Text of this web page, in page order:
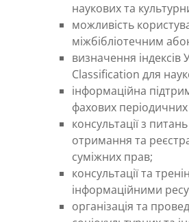
наукових та
можливість
міжбібліотечним
визначення індексів
Classification для
інформаційна
фахових
консультації з
отримання та
суміжних прав;
консультації та
інформаційними
організація та